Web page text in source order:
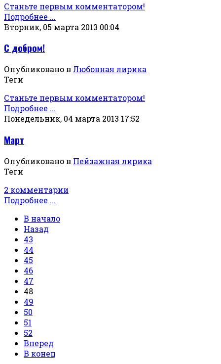
Станьте первым комментатором!
Подробнее ...
Вторник, 05 марта 2013 00:04
С добром!
Опубликовано в Любовная лирика
Теги
Станьте первым комментатором!
Подробнее ...
Понедельник, 04 марта 2013 17:52
Март
Опубликовано в Пейзажная лирика
Теги
2 комментарии
Подробнее ...
В начало
Назад
43
44
45
46
47
48
49
50
51
52
Вперед
В конец